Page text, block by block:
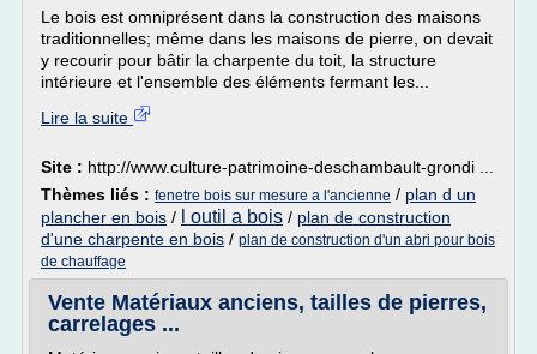
Le bois est omniprésent dans la construction des maisons
traditionnelles; même dans les maisons de pierre, on devait
y recourir pour bâtir la charpente du toit, la structure
intérieure et l'ensemble des éléments fermant les...
Lire la suite
Site : http://www.culture-patrimoine-deschambault-grondi ...
Thèmes liés : fenetre bois sur mesure a l'ancienne / plan d un
plancher en bois / l outil a bois / plan de construction
d'une charpente en bois / plan de construction d'un abri pour bois
de chauffage
Vente Matériaux anciens, tailles de pierres,
carrelages ...